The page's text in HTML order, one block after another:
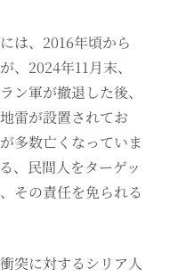
は、2016年頃から
、2024年11月末、
ン軍が撤退した後、
雷が設置されてお
多数亡くなっていま
、民間人をターゲッ
その責任を免られる
突に対するシリア人